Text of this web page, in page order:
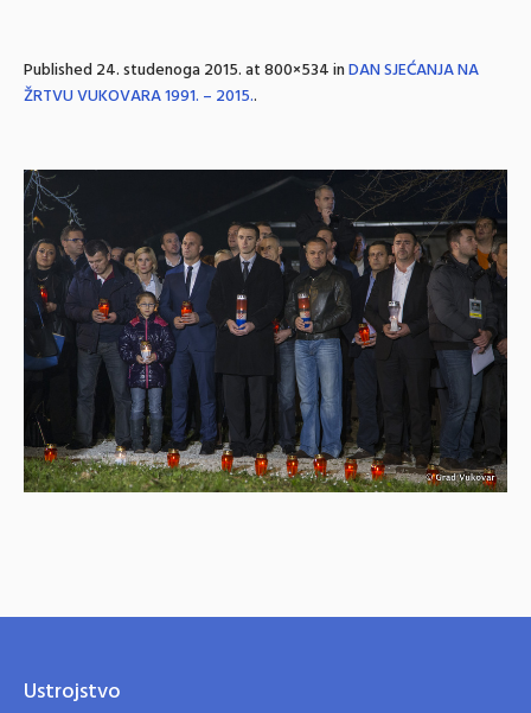
Published24. studenoga 2015.at 800×534 inDAN SJEĆANJA NA
ŽRTVU VUKOVARA 1991. – 2015..
Ustrojstvo